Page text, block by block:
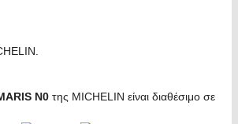
N0 της MICHELIN είναι διαθέσιμο σε